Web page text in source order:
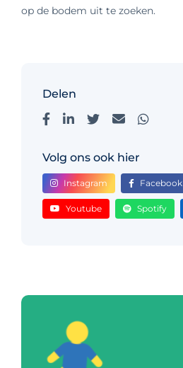
op de bodem uit te zoeken.
Delen
Volg ons ook hier
Instagram Facebook
Youtube Spotify